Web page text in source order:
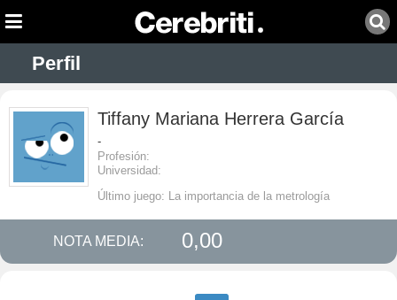
Perfil
Tiffany Mariana Herrera García
-
Profesión:
Universidad:
Último juego: La importancia de la metrología
NOTA MEDIA: 0,00